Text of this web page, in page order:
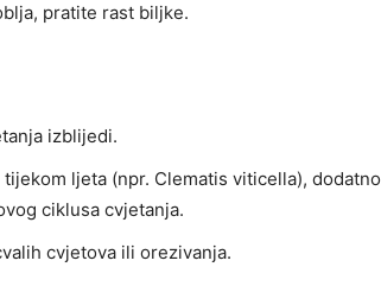
pratite rast biljke.
izblijedi.
ljeta (npr. Clematis viticella), dodatno
ciklusa cvjetanja.
cvjetova ili orezivanja.